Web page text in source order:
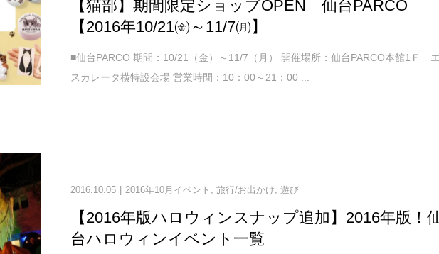
【猫部】期間限定ショップOPEN 仙台PARCO
【2016年10/21㈮～11/7㈪】
■仙台PARCO 期間：10/21（金）～11/7（月） 開催場所：仙台PARCO本館1Ｆ エ
スカレータ横特設会場 営業時間：10：00～21：00 ...
2016.10.05 2016年10月イベント ,旅行/お出かけ ,遊び
【2016年版ハロウィンスナップ追加】2016年版！
台ハロウィンイベント一覧